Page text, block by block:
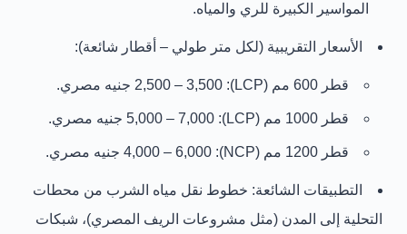
المواسير الكبيرة للري والمياه.
الأسعار التقريبية (لكل متر طولي – أقطار شائعة):
قطر 600 مم (LCP): 2,500 – 3,500 جنيه مصري .
قطر 1000 مم (LCP): 5,000 – 7,000 جنيه مصري .
قطر 1200 مم (NCP): 4,000 – 6,000 جنيه مصري .
التطبيقات الشائعة: خطوط نقل مياه الشرب من محطات
التحلية إلى المدن (مثل مشروعات الريف المصري)، شبكات